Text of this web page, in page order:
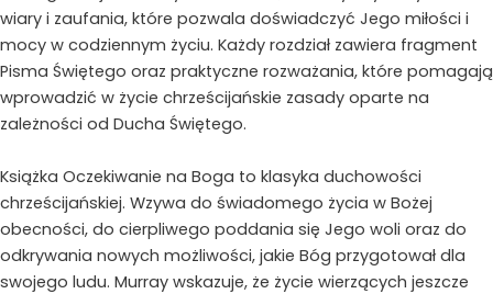
wiary i zaufania, które pozwala doświadczyć Jego miłości i
mocy w codziennym życiu. Każdy rozdział zawiera fragment
Pisma Świętego oraz praktyczne rozważania, które pomagają
wprowadzić w życie chrześcijańskie zasady oparte na
zależności od Ducha Świętego.
Książka Oczekiwanie na Boga to klasyka duchowości
chrześcijańskiej. Wzywa do świadomego życia w Bożej
obecności, do cierpliwego poddania się Jego woli oraz do
odkrywania nowych możliwości, jakie Bóg przygotował dla
swojego ludu. Murray wskazuje, że życie wierzących jeszcze